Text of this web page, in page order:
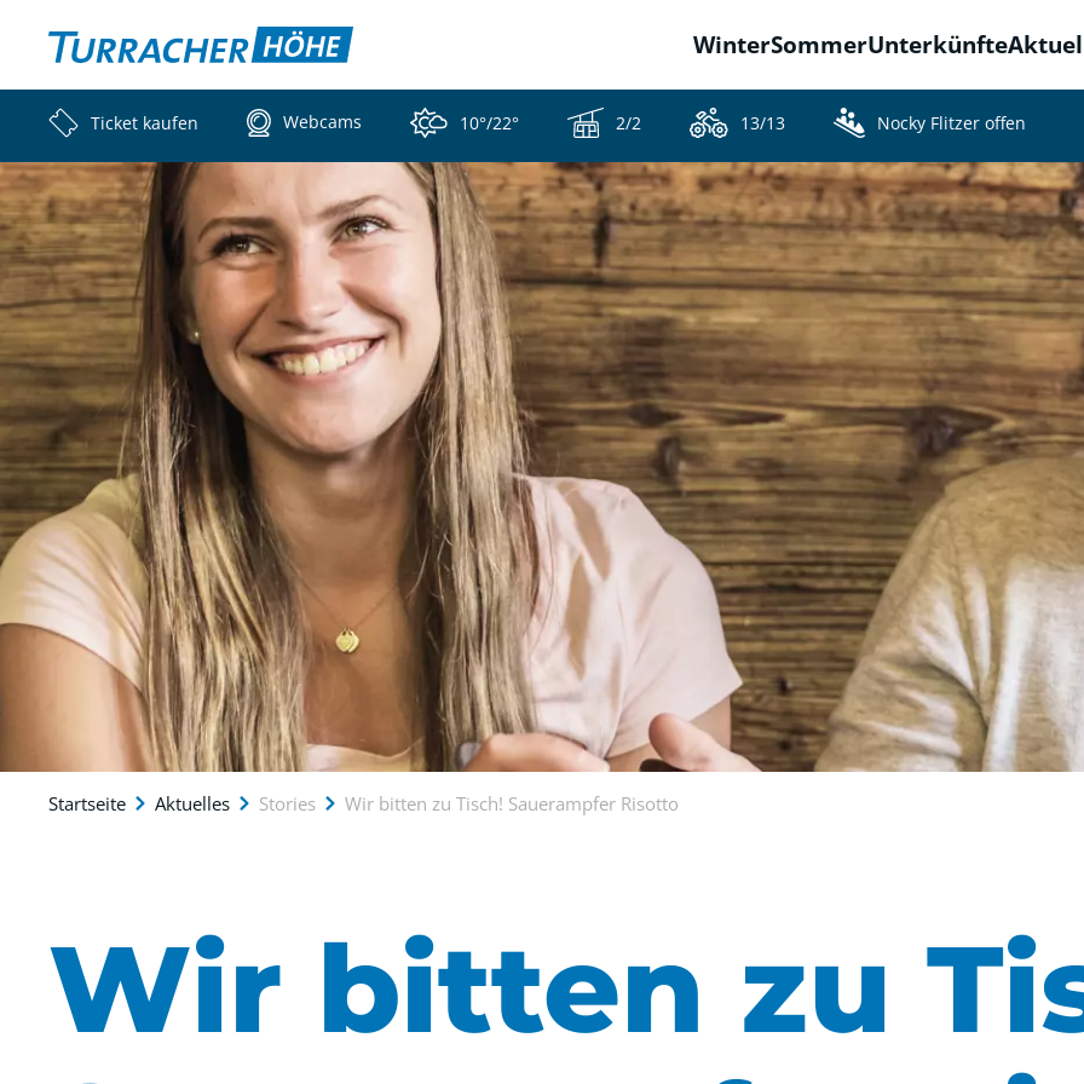
WinterSommerUnterkünfte
Ticket kaufen Webcams 10°/22° 2/2 13/13 Nocky Flitzer offen
Startseite Aktuelles Stories Wir bitten zu Tisch! Sauerampfer Risotto
Wir bitten zu